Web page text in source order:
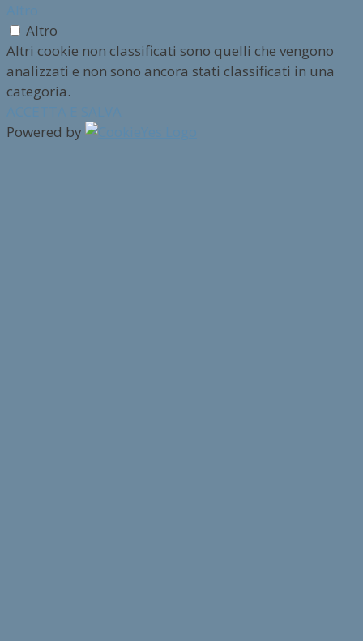
Altro
Altri cookie non classificati sono quelli che vengono
analizzati e non sono ancora stati classificati in una
categoria.
Powered by